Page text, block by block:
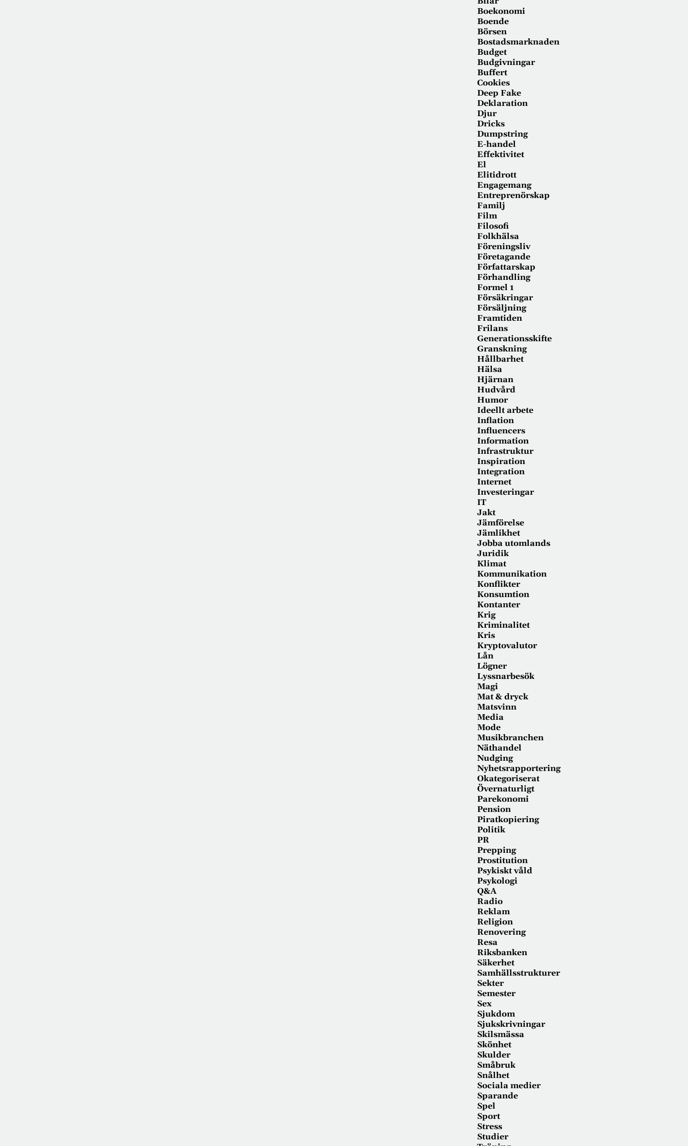
Boekonomi
Boende
Börsen
Bostadsmarknaden
Budget
Budgivningar
Buffert
Cookies
Deep Fake
Deklaration
Djur
Dricks
Dumpstring
E-handel
Effektivitet
El
Elitidrott
Engagemang
Entreprenörskap
Familj
Film
Filosofi
Folkhälsa
Föreningsliv
Företagande
Författarskap
Förhandling
Formel 1
Försäkringar
Försäljning
Framtiden
Frilans
Generationsskifte
Granskning
Hållbarhet
Hälsa
Hjärnan
Hudvård
Humor
Ideellt arbete
Inflation
Influencers
Information
Infrastruktur
Inspiration
Integration
Internet
Investeringar
IT
Jakt
Jämförelse
Jämlikhet
Jobba utomlands
Juridik
Klimat
Kommunikation
Konflikter
Konsumtion
Kontanter
Krig
Kriminalitet
Kris
Kryptovalutor
Lån
Lögner
Lyssnarbesök
Magi
Mat & dryck
Matsvinn
Media
Mode
Musikbranchen
Näthandel
Nudging
Nyhetsrapportering
Okategoriserat
Övernaturligt
Parekonomi
Pension
Piratkopiering
Politik
PR
Prepping
Prostitution
Psykiskt våld
Psykologi
Q&A
Radio
Reklam
Religion
Renovering
Resa
Riksbanken
Säkerhet
Samhällsstrukturer
Sekter
Semester
Sex
Sjukdom
Sjukskrivningar
Skilsmässa
Skönhet
Skulder
Småbruk
Snålhet
Sociala medier
Sparande
Spel
Sport
Stress
Studier